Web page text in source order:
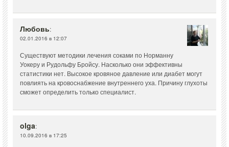
Любовь:
02.01.2016 в 12:07
Существуют методики лечения соками по Норманну
Уокеру и Рудольфу Бройсу. Насколько они эффективны
статистики нет. Высокое кровяное давление или диабет могут
повлиять на кровоснабжение внутреннего уха. Причину глухоты
сможет определить только специалист.
olga:
10.09.2016 в 17:25